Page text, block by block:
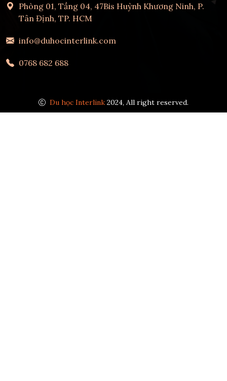
Phòng 01, Tầng 04, 47Bis Huỳnh Khương Ninh, P.
Tân Định, TP. HCM
info@duhocinterlink.com
0768 682 688
Du học Interlink 2024, All right reserved.